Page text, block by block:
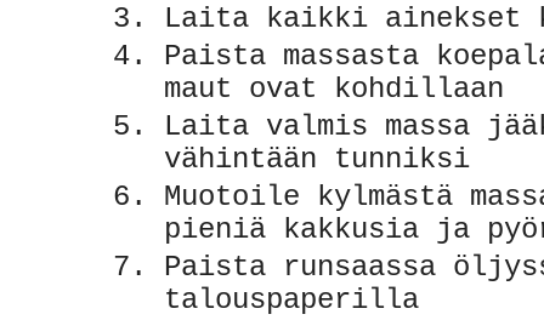
Laita kaikki ainekset
Paista massasta
maut ovat kohdillaan
Laita valmis massa
vähintään tunniksi
Muotoile kylmästä
pieniä kakkusia ja
Paista runsaassa
talouspaperilla